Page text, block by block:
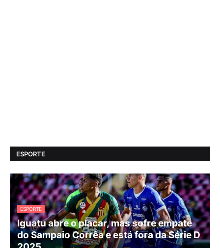
ESPORTE
ESPORTE
Iguatu abre o placar, mas sofre empate
do Sampaio Corrêa e está fora da Série D